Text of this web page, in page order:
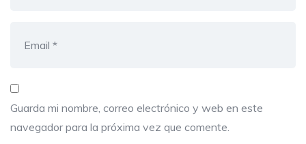
Guarda mi nombre, correo electrónico y web en este
navegador para la próxima vez que comente.